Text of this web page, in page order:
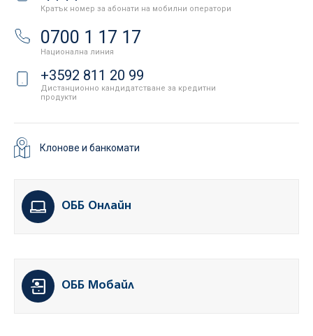
Кратък номер за абонати на мобилни оператори
0700 1 17 17
Национална линия
+3592 811 20 99
Дистанционно кандидатстване за кредитни
продукти
Клонове и банкомати
ОББ Онлайн
ОББ Мобайл